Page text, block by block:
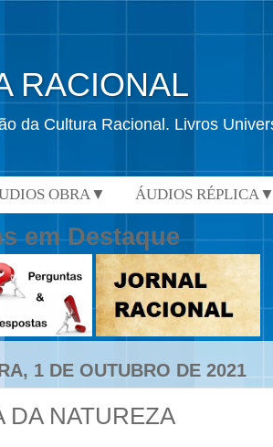
RACIONAL
da Cultura Racional. Livros
OBRA▼ ÁUDIOS
em Destaque
1 DE OUTUBRO DE 2021
DA NATUREZA